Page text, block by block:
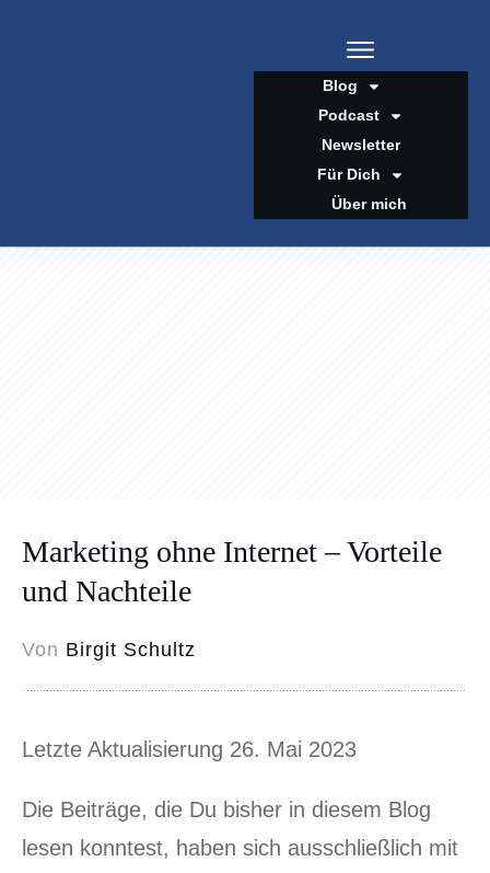
Blog
Podcast
Newsletter
Für Dich
Über mich
Marketing ohne Internet – Vorteile
und Nachteile
Von Birgit Schultz
Letzte Aktualisierung 26. Mai 2023
Die Beiträge, die Du bisher in diesem Blog
lesen konntest, haben sich ausschließlich mit